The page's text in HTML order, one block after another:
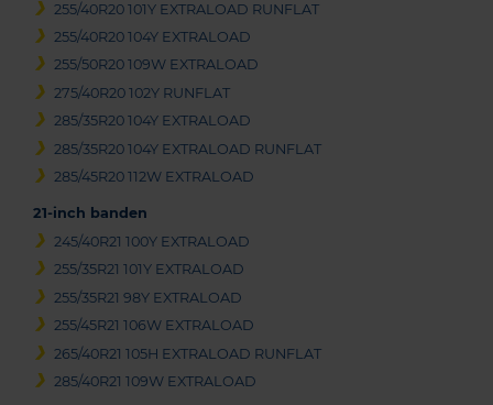
255/40R20 101Y EXTRALOAD RUNFLAT
255/40R20 104Y EXTRALOAD
255/50R20 109W EXTRALOAD
275/40R20 102Y RUNFLAT
285/35R20 104Y EXTRALOAD
285/35R20 104Y EXTRALOAD RUNFLAT
285/45R20 112W EXTRALOAD
21-inch banden
245/40R21 100Y EXTRALOAD
255/35R21 101Y EXTRALOAD
255/35R21 98Y EXTRALOAD
255/45R21 106W EXTRALOAD
265/40R21 105H EXTRALOAD RUNFLAT
285/40R21 109W EXTRALOAD